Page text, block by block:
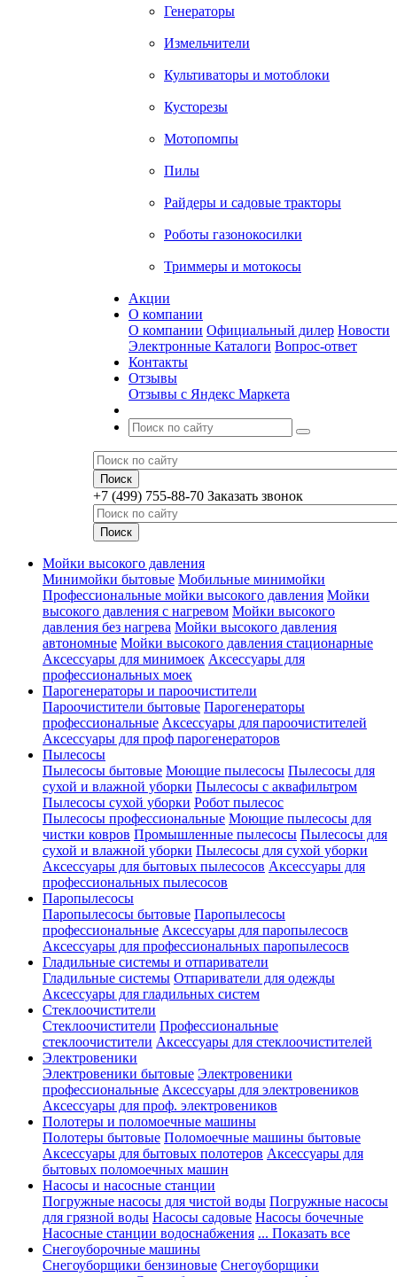
Генераторы
Измельчители
Культиваторы и мотоблоки
Кусторезы
Мотопомпы
Пилы
Райдеры и садовые тракторы
Роботы газонокосилки
Триммеры и мотокосы
Акции
О компании
О компании Официальный дилер Новости
Электронные Каталоги Вопрос-ответ
Контакты
Отзывы
Отзывы с Яндекс Маркета
+7 (499) 755-88-70 Заказать звонок
Мойки высокого давления
Минимойки бытовые Мобильные минимойки
Профессиональные мойки высокого давления Мойки
высокого давления с нагревом Мойки высокого
давления без нагрева Мойки высокого давления
автономные Мойки высокого давления стационарные
Аксессуары для минимоек Аксессуары для
профессиональных моек
Парогенераторы и пароочистители
Пароочистители бытовые Парогенераторы
профессиональные Аксессуары для пароочистителей
Аксессуары для проф парогенераторов
Пылесосы
Пылесосы бытовые Моющие пылесосы Пылесосы для
сухой и влажной уборки Пылесосы с аквафильтром
Пылесосы сухой уборки Робот пылесос
Пылесосы профессиональные Моющие пылесосы для
чистки ковров Промышленные пылесосы Пылесосы для
сухой и влажной уборки Пылесосы для сухой уборки
Аксессуары для бытовых пылесосов Аксессуары для
профессиональных пылесосов
Паропылесосы
Паропылесосы бытовые Паропылесосы
профессиональные Аксессуары для паропылесосв
Аксессуары для профессиональных паропылесосв
Гладильные системы и отпариватели
Гладильные системы Отпариватели для одежды
Аксессуары для гладильных систем
Стеклоочистители
Стеклоочистители Профессиональные
стеклоочистители Аксессуары для стеклоочистителей
Электровеники
Электровеники бытовые Электровеники
профессиональные Аксессуары для электровеников
Аксессуары для проф. электровеников
Полотеры и поломоечные машины
Полотеры бытовые Поломоечные машины бытовые
Аксессуары для бытовых полотеров Аксессуары для
бытовых поломоечных машин
Насосы и насосные станции
Погружные насосы для чистой воды Погружные насосы
для грязной воды Насосы садовые Насосы бочечные
Насосные станции водоснабжения ... Показать все
Снегоуборочные машины
Снегоуборщики бензиновые Снегоуборщики